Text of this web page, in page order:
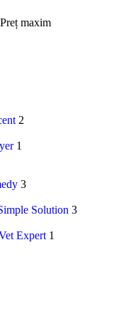
Preț maxim
2
1
3
Solution 3
Expert 1